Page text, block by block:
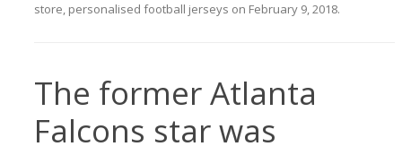
store, personalised football jerseys on February 9, 2018.
The former Atlanta
Falcons star was